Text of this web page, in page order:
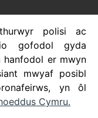
polisi ac
gofodol gyda
hanfodol er mwyn
mwyaf posibl
yn ôl
Cymru.